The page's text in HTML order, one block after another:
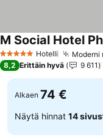
5 Tähtiluokitus
Hotelli Moderni
M Social Hotel
8,2 Erittäin hyvä 9 611
Alkaen 74 €
Näytä hinnat 14